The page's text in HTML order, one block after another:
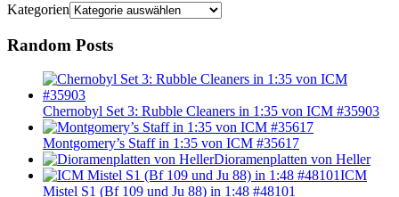
Kategorien
Random Posts
Chernobyl Set 3: Rubble Cleaners in 1:35 von ICM #35903
Montgomery’s Staff in 1:35 von ICM #35617
Dioramenplatten von Heller
ICM
Mistel S1 (Bf 109 und Ju 88) in 1:48 #48101